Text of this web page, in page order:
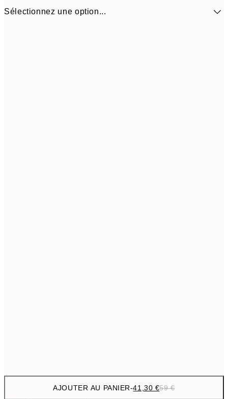
Sélectionnez une option...
AJOUTER AU PANIER-41,30 €59 €